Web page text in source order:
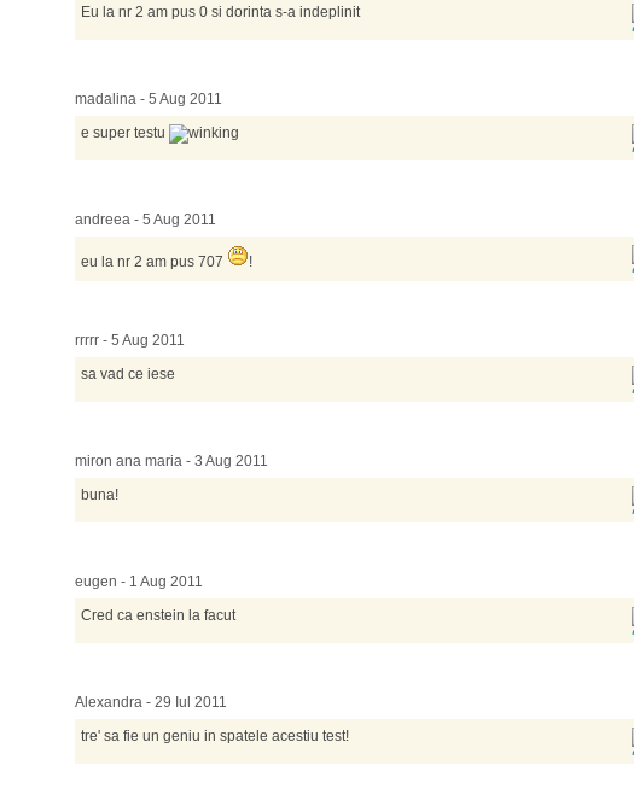
Eu la nr 2 am pus 0 si dorinta s-a indeplinit
madalina - 5 Aug 2011
e super testu
andreea - 5 Aug 2011
eu la nr 2 am pus 707 !
rrrrr - 5 Aug 2011
sa vad ce iese
miron ana maria - 3 Aug 2011
buna!
eugen - 1 Aug 2011
Cred ca enstein la facut
Alexandra - 29 Iul 2011
tre' sa fie un geniu in spatele acestiu test!